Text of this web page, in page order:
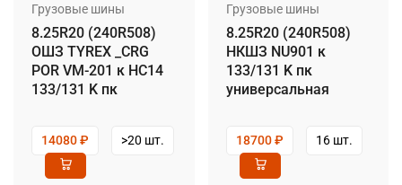
Грузовые шины
8.25R20 (240R508)
ОШЗ TYREX _CRG
POR VM-201 к НС14
133/131 K пк
14080₽ >20 шт.
Грузовые шины
8.25R20 (240R508)
НКШЗ NU901 к
133/131 K пк
универсальная
18700₽ 16 шт.